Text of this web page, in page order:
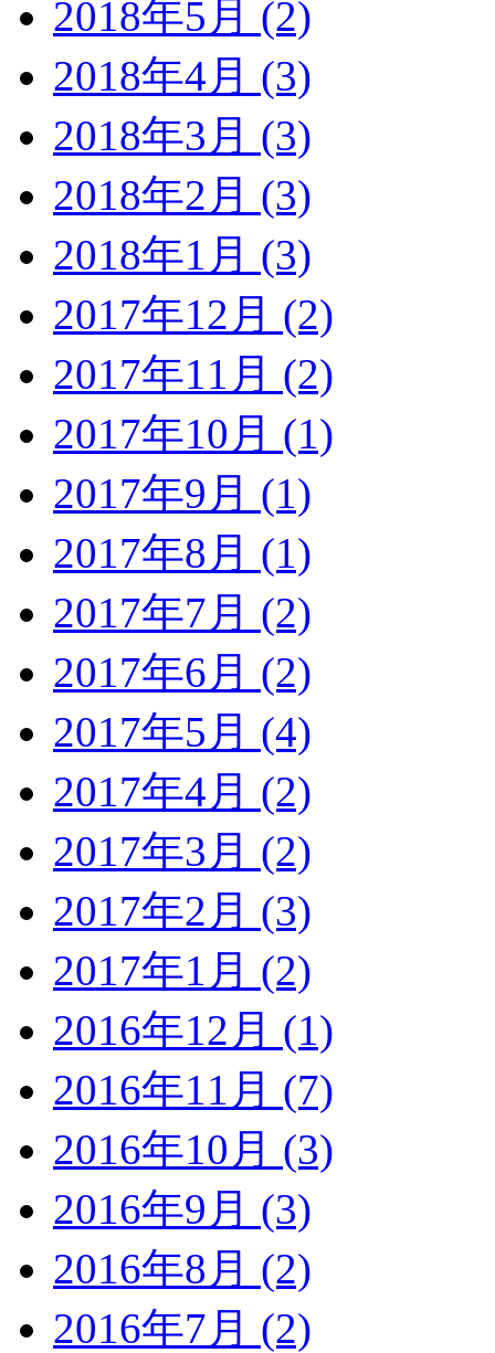
2018年5月 (2)
2018年4月 (3)
2018年3月 (3)
2018年2月 (3)
2018年1月 (3)
2017年12月 (2)
2017年11月 (2)
2017年10月 (1)
2017年9月 (1)
2017年8月 (1)
2017年7月 (2)
2017年6月 (2)
2017年5月 (4)
2017年4月 (2)
2017年3月 (2)
2017年2月 (3)
2017年1月 (2)
2016年12月 (1)
2016年11月 (7)
2016年10月 (3)
2016年9月 (3)
2016年8月 (2)
2016年7月 (2)